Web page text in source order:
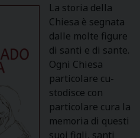
La storia della
Chiesa è segnata
dalle molte figure
di santi e di sante.
Ogni Chiesa
particolare cu-
stodisce con
particolare cura la
memoria di questi
suoi figli, santi